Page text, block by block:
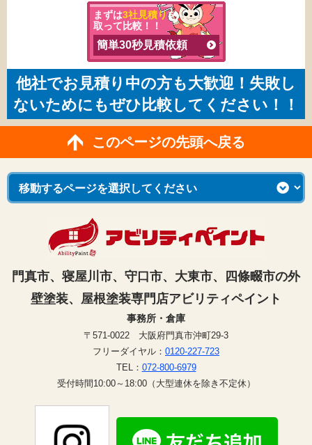
まずは3社見積りを
取って比較！！
簡単30秒見積依頼
他社でお見積り中の方も大歓迎！失敗し
ないためにもぜひ比較してください！！
このページの先頭へ戻る
門真市、寝屋川市、守口市、大東市、四條畷市の外
壁塗装、屋根塗装専門店アビリティペイント
事務所・倉庫
〒571-0022 大阪府門真市沖町29-3
フリーダイヤル： 0120-227-723
TEL： 072-800-6979
受付時間10:00～18:00（大型連休を除き不定休）